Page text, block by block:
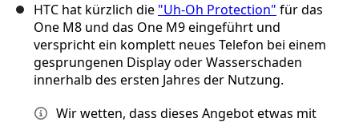
HTC hat kürzlich die "Uh-Oh Protection" für das
One M8 und das One M9 eingeführt und
verspricht ein komplett neues Telefon bei einem
gesprungenen Display oder Wasserschaden
innerhalb des ersten Jahres der Nutzung.
Wir wetten, dass dieses Angebot etwas mit